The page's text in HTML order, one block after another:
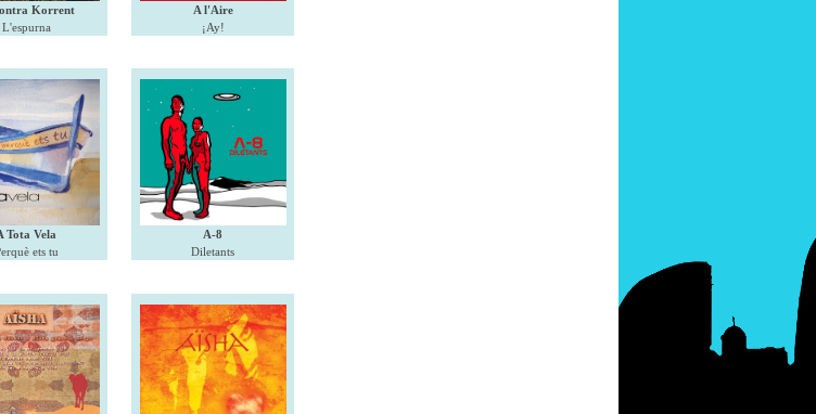
Korrent
L'espurna
A l'Aire
¡Ay!
Tota Vela
ets tu
A-8
Diletants